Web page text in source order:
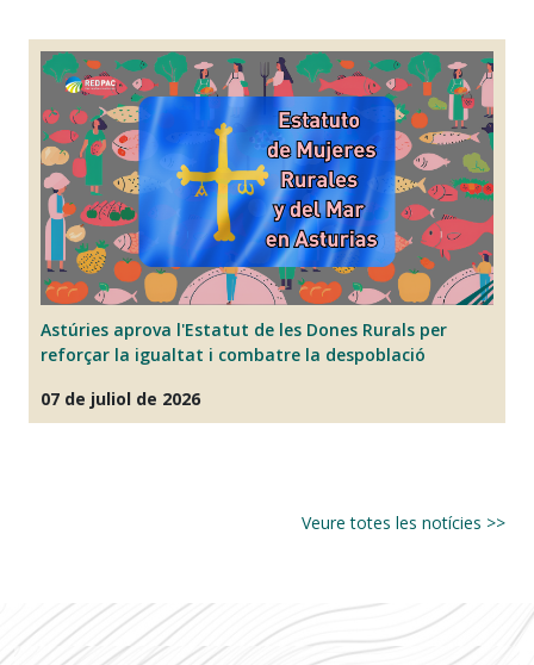
Astúries aprova l'Estatut de les Dones Rurals per
reforçar la igualtat i combatre la despoblació
07 de juliol de 2026
Veure totes les notícies >>